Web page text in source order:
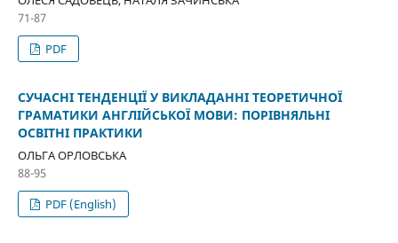
71-87
PDF
СУЧАСНІ ТЕНДЕНЦІЇ У ВИКЛАДАННІ ТЕОРЕТИЧНОЇ
ГРАМАТИКИ АНГЛІЙСЬКОЇ МОВИ: ПОРІВНЯЛЬНІ
ОСВІТНІ ПРАКТИКИ
ОЛЬГА ОРЛОВСЬКА
88-95
PDF (English)